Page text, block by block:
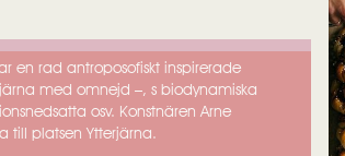
en rad antroposofiskt inspirerade
med omnejd –, s biodynamiska
osv. Konstnären Arne
tilI platsen Ytterjärna.